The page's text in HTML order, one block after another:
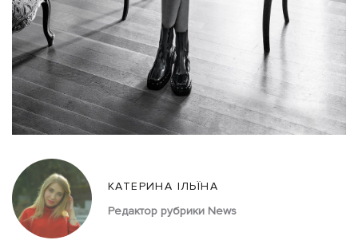
КАТЕРИНА ІЛЬЇНА
Редактор рубрики News